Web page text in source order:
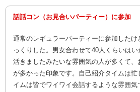
話話コン（お見合いパーティー）に参加
通常のレギュラーパーティーに参加した
っくりした。男女合わせて40人くらいは
活きましたみたいな雰囲気の人が多くて、
が多かった印象です。自己紹介タイムは忙
イムは皆でワイワイ会話するような雰囲気